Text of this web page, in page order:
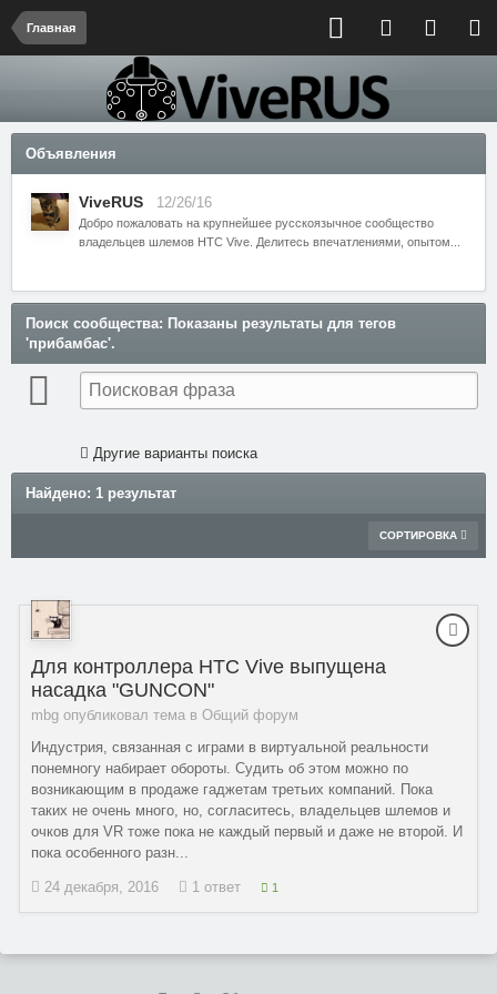
Главная
Объявления
ViveRUS 12/26/16
Добро пожаловать на крупнейшее русскоязычное сообщество
владельцев шлемов HTC Vive. Делитесь впечатлениями, опытом...
Поиск сообщества: Показаны результаты для тегов
'прибамбас'.
Другие варианты поиска
Найдено: 1 результат
СОРТИРОВКА
Для контроллера HTC Vive выпущена
насадка "GUNCON"
mbg опубликовал тема в Общий форум
Индустрия, связанная с играми в виртуальной реальности
понемногу набирает обороты. Судить об этом можно по
возникающим в продаже гаджетам третьих компаний. Пока
таких не очень много, но, согласитесь, владельцев шлемов и
очков для VR тоже пока не каждый первый и даже не второй. И
пока особенного разн...
24 декабря, 2016 1 ответ 1